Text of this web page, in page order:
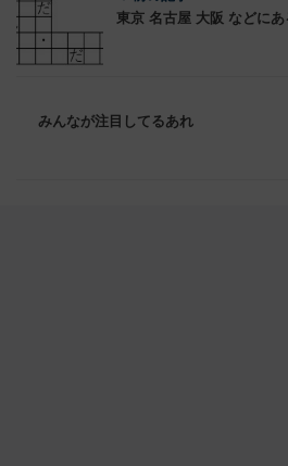
東京 名古屋 大阪 などに
みんなが注目してるあれ